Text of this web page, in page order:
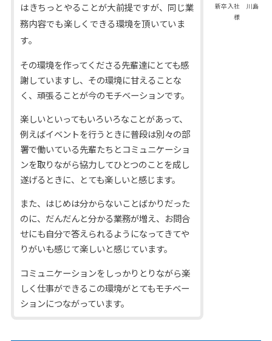
新卒入社 川島
様
はきちっとやることが大前提ですが、同じ業
務内容でも楽しくできる環境を頂いていま
す。
その環境を作ってくださる先輩達にとても感
謝していますし、その環境に甘えることな
く、頑張ることが今のモチベーションです。
楽しいといってもいろいろなことがあって、
例えばイベントを行うときに普段は別々の部
署で働いている先輩たちとコミュニケーショ
ンを取りながら協力してひとつのことを成し
遂げるときに、とても楽しいと感じます。
また、はじめは分からないことばかりだった
のに、だんだんと分かる業務が増え、お問合
せにも自分で答えられるようになってきてや
りがいも感じて楽しいと感じています。
コミュニケーションをしっかりとりながら楽
しく仕事ができるこの環境がとてもモチベー
ションにつながっています。